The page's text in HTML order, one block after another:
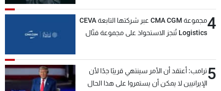
4
مجموعة CMA CGM عبر شركتها التابعة CEVA
Logistics تُنجز الاستحواذ على مجموعة فتّال
5ترامب: أعتقد أن الأمر سينتهي قريبًا جدًا لأن
الإيرانيين لا يمكن أن يستمروا على هذا الحال